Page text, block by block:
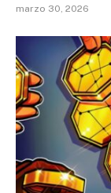
marzo 30, 2026